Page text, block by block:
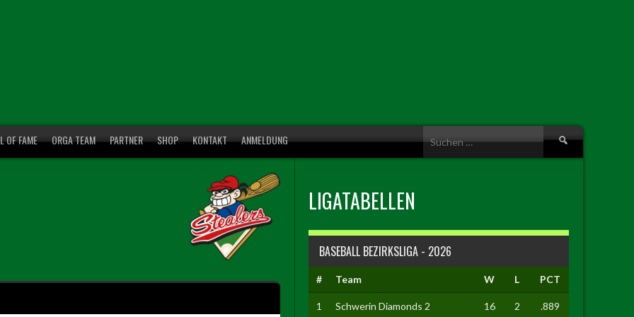
OF FAME ORGA TEAM PARTNER SHOP KONTAKT ANMELDUNG
Suche
LIGATABELLEN
BASEBALL BEZIRKSLIGA - 2026
# Team W L PCT
1 Schwerin Diamonds 2 16 2 .889